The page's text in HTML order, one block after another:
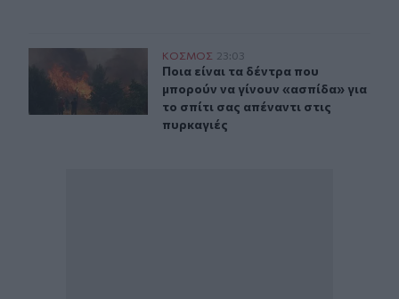
Ποια είναι τα δέντρα που μπορούν να γίνουν «ασπίδα»
ΚΟΣΜΟΣ 23:03
Ποια είναι τα δέντρα που μπορούν
Ποια είναι τα δέντρα που
μπορούν να γίνουν «ασπίδα» για
το σπίτι σας απέναντι στις
πυρκαγιές